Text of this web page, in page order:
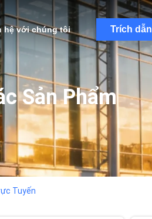
hệ với chúng tôi Trích dẫn
Sản Phẩm
Tuyến